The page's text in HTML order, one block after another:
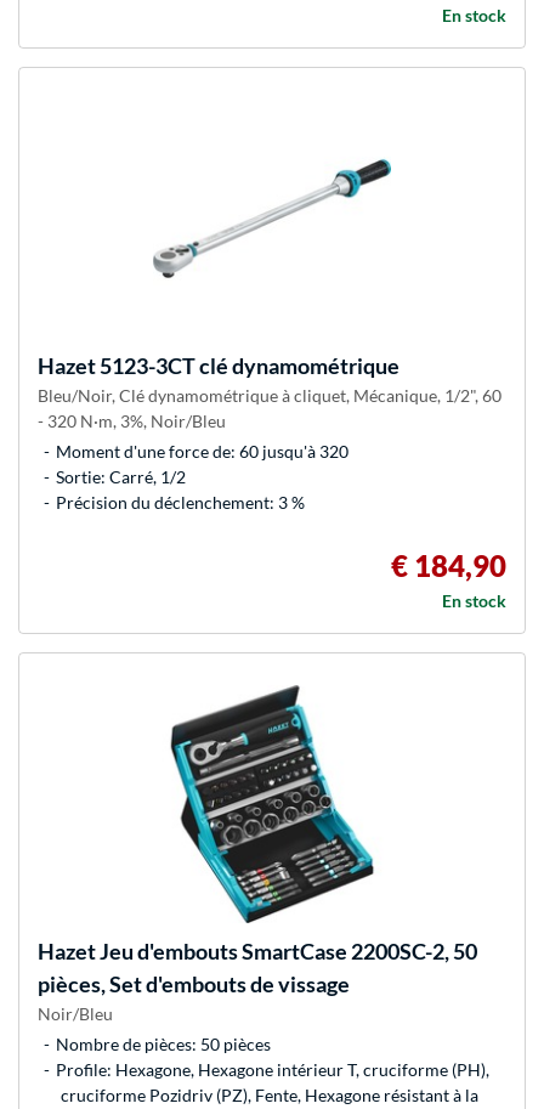
En stock
Hazet5123-3CT clé dynamométrique
Bleu/Noir, Clé dynamométrique à cliquet, Mécanique, 1/2", 60
- 320 N·m, 3%, Noir/Bleu
Moment d'une force de: 60 jusqu'à 320
Sortie: Carré, 1/2
Précision du déclenchement: 3 %
€ 184,90
En stock
HazetJeu d'embouts SmartCase 2200SC-2, 50
pièces, Set d'embouts de vissage
Noir/Bleu
Nombre de pièces: 50 pièces
Profile: Hexagone, Hexagone intérieur T, cruciforme (PH),
cruciforme Pozidriv (PZ), Fente, Hexagone résistant à la